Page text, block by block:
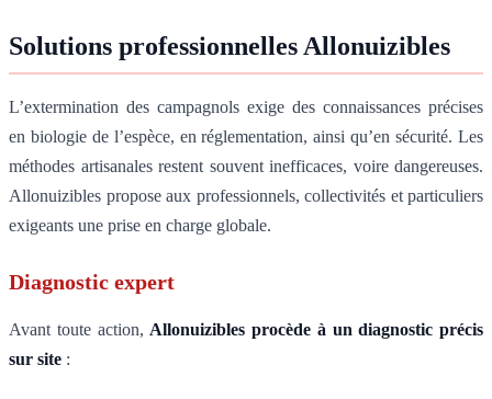
Solutions professionnelles Allonuizibles
L’extermination des campagnols exige des connaissances précises
en biologie de l’espèce, en réglementation, ainsi qu’en sécurité. Les
méthodes artisanales restent souvent inefficaces, voire dangereuses.
Allonuizibles propose aux professionnels, collectivités et particuliers
exigeants une prise en charge globale.
Diagnostic expert
Avant toute action, Allonuizibles procède à un diagnostic précis
sur site :